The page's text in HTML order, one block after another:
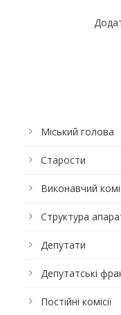
Міський голова
Старости
Виконавчий
Структура
Депутати
Депутатські
Постійні комісії